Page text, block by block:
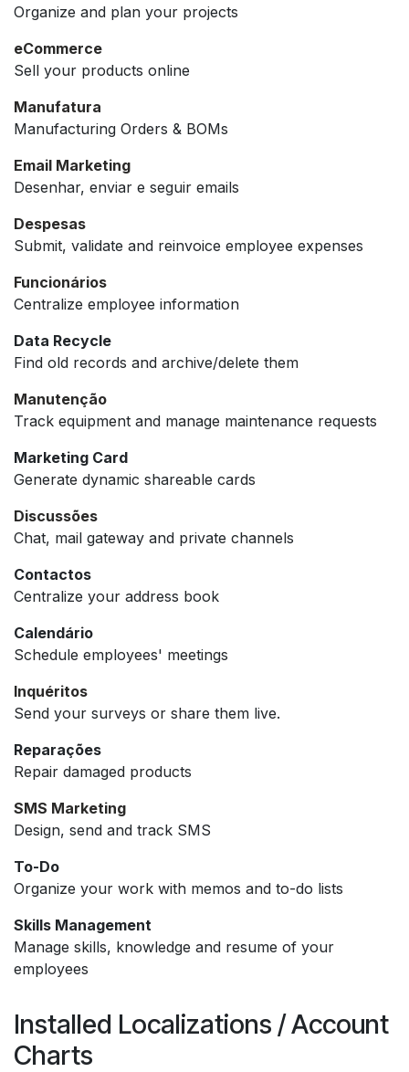
Organize and plan your projects
eCommerce
Sell your products online
Manufatura
Manufacturing Orders & BOMs
Email Marketing
Desenhar, enviar e seguir emails
Despesas
Submit, validate and reinvoice employee expenses
Funcionários
Centralize employee information
Data Recycle
Find old records and archive/delete them
Manutenção
Track equipment and manage maintenance requests
Marketing Card
Generate dynamic shareable cards
Discussões
Chat, mail gateway and private channels
Contactos
Centralize your address book
Calendário
Schedule employees' meetings
Inquéritos
Send your surveys or share them live.
Reparações
Repair damaged products
SMS Marketing
Design, send and track SMS
To-Do
Organize your work with memos and to-do lists
Skills Management
Manage skills, knowledge and resume of your
employees
Installed Localizations / Account
Charts